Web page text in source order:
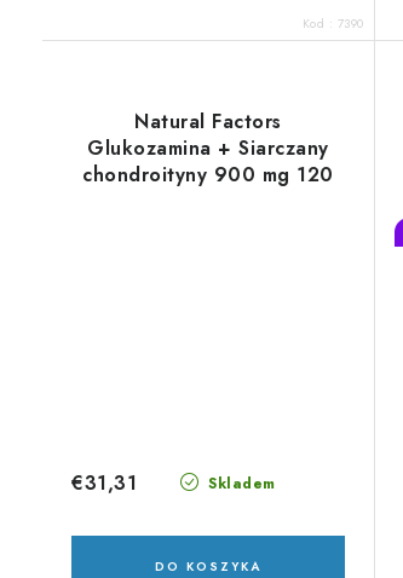
Kod : 7390
Natural Factors
Glukozamina + Siarczany
chondroityny 900 mg 120
Skladem
€31,31
DO KOSZYKA